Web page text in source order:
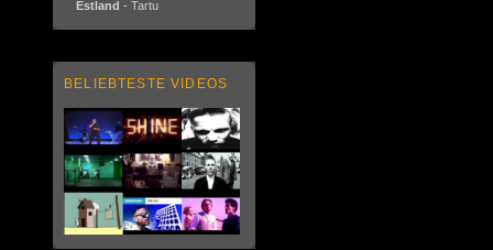
Estland - Tartu
BELIEBTESTE VIDEOS